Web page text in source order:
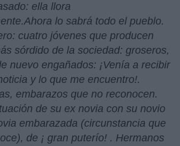
ella llora
lo sabrá todo el pueblo.
cuatro jóvenes que producen
sórdido de la sociedad: groseros,
nuevo engañados: ¡Venía a recibir
y lo que me encuentro!.
embarazos que no reconocen.
de su ex novia con su novio
embarazada (circunstancia que
de ¡ gran puterío! . Hermanos